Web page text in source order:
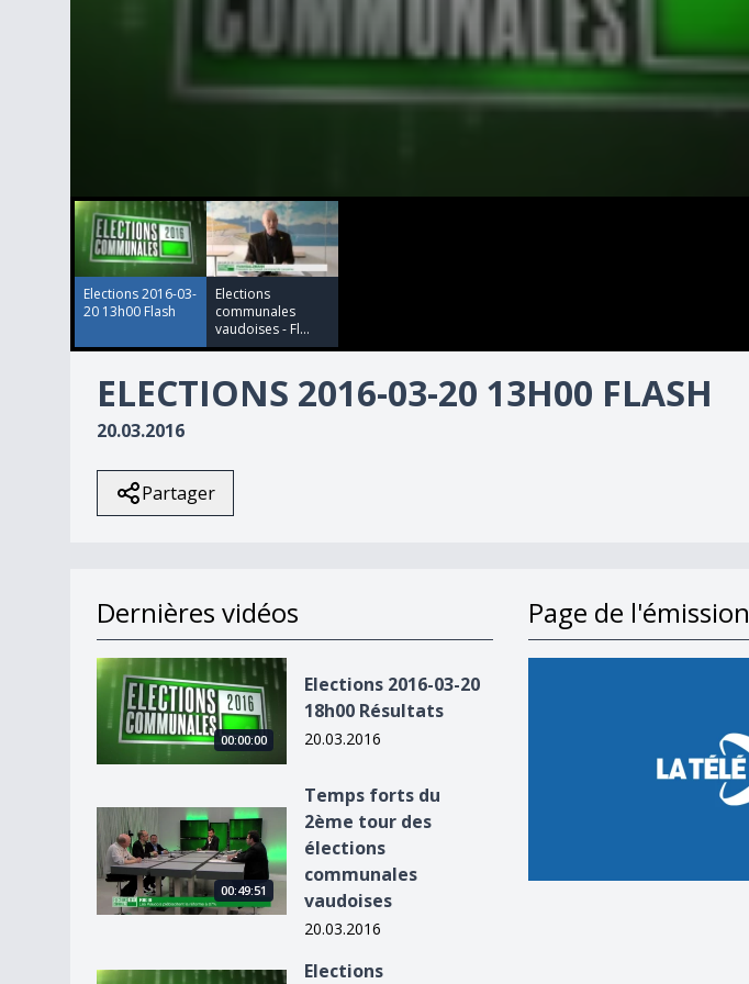
0
seconds
secondsVolume
90%
Elections 2016-03-
20 13h00 Flash
Elections
communales
vaudoises - Fl...
ELECTIONS 2016-03-20 13H00 FLASH
20.03.2016
Partager
Dernières vidéos
Elections 2016-03-20 18h00 Résultats
00:00:00
Elections 2016-03-20
18h00 Résultats
20.03.2016
Temps forts du 2ème tour des élections communales vaudoises
00:49:51
Temps forts du
2ème tour des
élections
communales
vaudoises
20.03.2016
Elections
Page de l'émission